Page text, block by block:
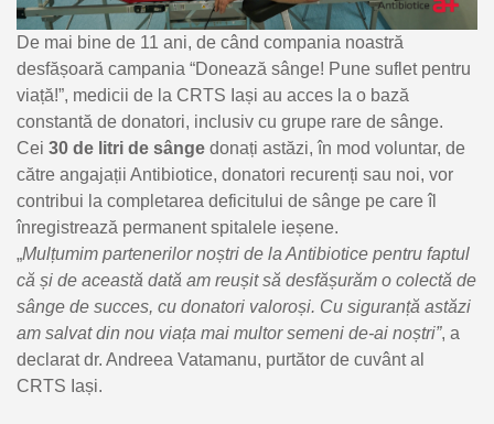
De mai bine de 11 ani, de când compania noastră
desfășoară campania “Donează sânge! Pune suflet pentru
viață!”, medicii de la CRTS Iași au acces la o bază
constantă de donatori, inclusiv cu grupe rare de sânge.
Cei 30 de litri de sânge donați astăzi, în mod voluntar, de
către angajații Antibiotice, donatori recurenți sau noi, vor
contribui la completarea deficitului de sânge pe care îl
înregistrează permanent spitalele ieșene.
„Mulțumim partenerilor noștri de la Antibiotice pentru faptul
că și de această dată am reușit să desfășurăm o colectă de
sânge de succes, cu donatori valoroși. Cu siguranță astăzi
am salvat din nou viața mai multor semeni de-ai noștri”, a
declarat dr. Andreea Vatamanu, purtător de cuvânt al
CRTS Iași.